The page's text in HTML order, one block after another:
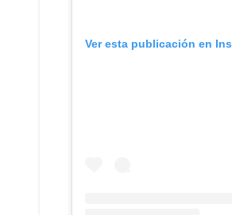
Ver esta publicación en